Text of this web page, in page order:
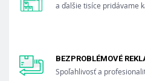
a ďalšie tisíce pridávame
BEZPROBLÉMOVÉ
Spoľahlivosť a